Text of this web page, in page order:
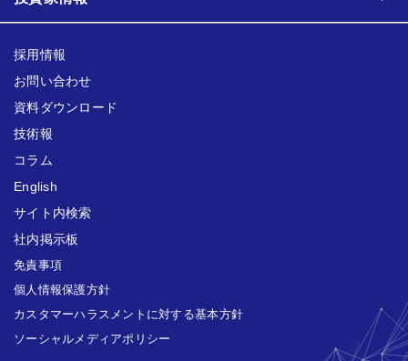
採用情報
お問い合わせ
資料ダウンロード
技術報
コラム
English
サイト内検索
社内掲示板
免責事項
個人情報保護方針
カスタマーハラスメントに対する基本方針
ソーシャルメディアポリシー